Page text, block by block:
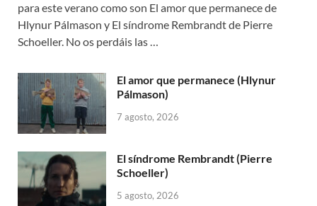
para este verano como son El amor que permanece de
Hlynur Pálmason y El síndrome Rembrandt de Pierre
Schoeller. No os perdáis las …
El amor que permanece (Hlynur
Pálmason)
7 agosto, 2026
El síndrome Rembrandt (Pierre
Schoeller)
5 agosto, 2026